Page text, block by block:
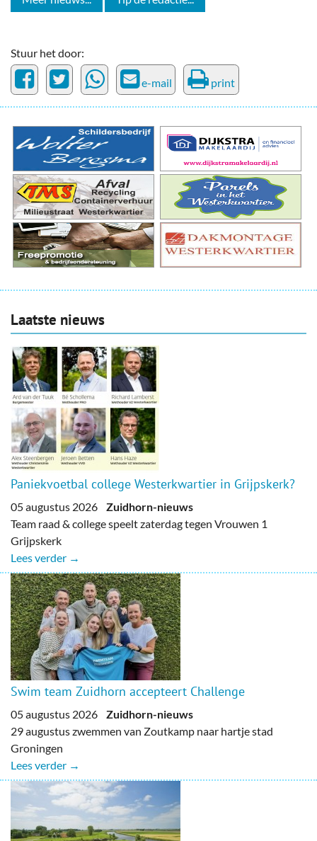
Stuur het door:
e-mail print
Laatste nieuws
Paniekvoetbal college Westerkwartier in Grijpskerk?
05 augustus 2026 Zuidhorn-nieuws
Team raad & college speelt zaterdag tegen Vrouwen 1
Grijpskerk
Lees verder →
Swim team Zuidhorn accepteert Challenge
05 augustus 2026 Zuidhorn-nieuws
29 augustus zwemmen van Zoutkamp naar hartje stad
Groningen
Lees verder →